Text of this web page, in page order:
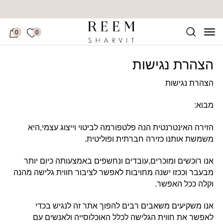
0הרשימה
0
הצהרת נגישות
הצהרת נגישות
מבוא:
הזירה האינטרנטית הנה פלטפורמה לביטוי וייצוג עצמי,היא
משמשת אותנו כזירה חברתית ופוליטית.
אנו רוכשים ומוכרים,עובדים ונחשפים באמצעותה כיום יותר
מבעבר וככזו ישנה מחויבות לאפשר לציבור חווית גלישה מהנה
וקלה ככל האפשר.
אנו משקיעים משאבים רבים להפוך אתר זה לנגיש בכדי
לאפשר את חווית הגלישה לכלל האוכלוסייה ולאנשים עם